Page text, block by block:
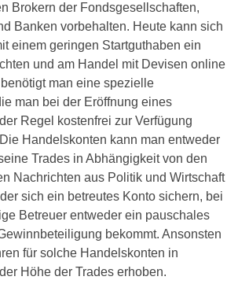
Brokern der Fondsgesellschaften,
Banken vorbehalten. Heute kann sich
einem geringen Startguthaben ein
und am Handel mit Devisen online
man eine spezielle
man bei der Eröffnung eines
Regel kostenfrei zur Verfügung
Handelskonten kann man entweder
Trades in Abhängigkeit von den
Nachrichten aus Politik und Wirtschaft
sich ein betreutes Konto sichern, bei
Betreuer entweder ein pauschales
bekommt. Ansonsten
für solche Handelskonten in
Höhe der Trades erhoben.